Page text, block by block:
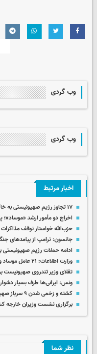
وب گردی
وب گردی
اخبار مرتبط
۱۷ تجاوز رژیم صهیونیستی به خاک سوریه در ۴۸ ساعت گذشته
اخراج دو مأمور ارشد
حزب‌الله خواستار توقف
جانسون: ترامپ از پیامدهای
ادامه حملات رژیم صهیونیستی
وزارت اطلاعات: ۲۱ عامل موساد و ۴ عضو باندهای مسلح بازداشت شدند
تقلای وزیر تندروی صهیونیست
ونس: ایرانی‌ها طرف بسیار
کشته و زخمی شدن ۹ سرباز صهیونیست در جنوب لبنان
برگزاری نشست وزیران خارجه
نظر شما